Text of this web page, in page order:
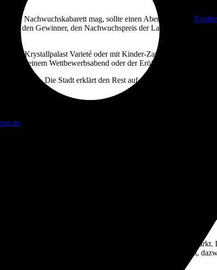
und Nachwuchskabarett mag, sollte einen Abend mit dem
den Gewinner, den Nachwuchspreis der Lachmesse. Wer
im Krystallpalast Varieté oder mit Kinder-Zaubershows in
mit einem Wettbewerbsabend oder der Eröffnungsmatinee,
reichen. Die Stadt erklärt den Rest auf der Bühne.
. Beliebte Abende sind oft früh ausgebucht, deshalb lohnt
Uhr, am Wochenende laufen Formate auch nachmittags. Wenn
Messeticket gibt es hier nicht, aber Leipzig funktioniert als
lebt von Überraschungen, und manchmal wird genau der
Wegen und guter Anbindung. Unsere beiden Leipziger
Nähe, Haus Leipzig, Pfeffermühle, academixer und
Hotel zurück. Frühstück vor der Matinee, abends Kabarett,